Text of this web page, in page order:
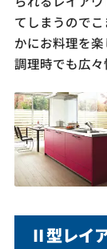
てしまうので
かにお料理を
調理時でも広々
Ⅱ型レイ